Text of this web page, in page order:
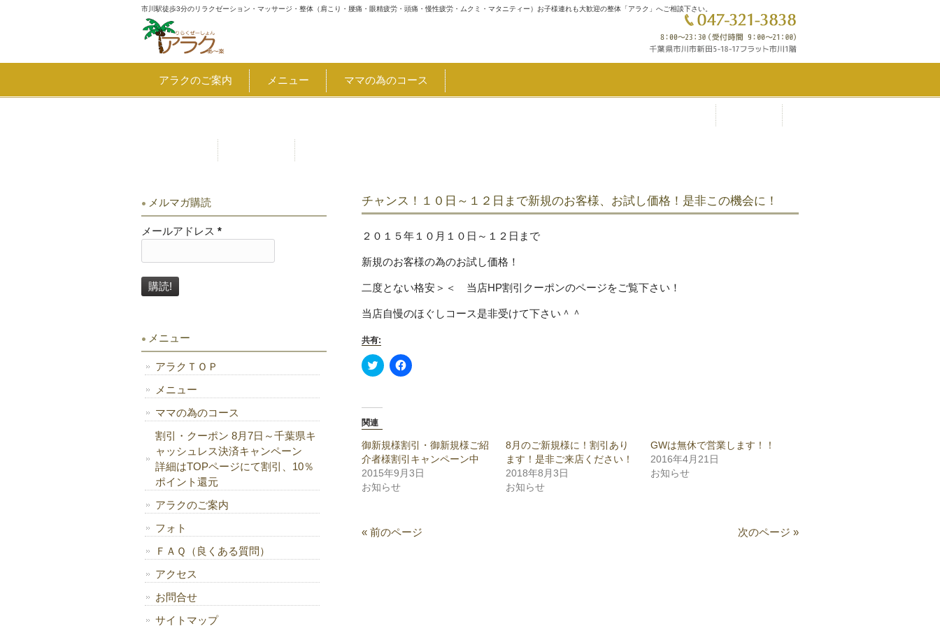
市川駅徒歩3分のリラクゼーション・マッサージ・整体（肩こり・腰痛・眼精疲労・頭痛・慢性疲労・ムクミ・マタニティー）お子様連れも大歓迎の整体「アラク」へご相談下さい。
アラクのご案内 メニュー ママの為のコース
チャンス！１０日～１２日まで新規のお客様、お試し価格！是非この機会に！
２０１５年１０月１０日～１２日まで
新規のお客様の為のお試し価格！
二度とない格安＞＜ 当店HP割引クーポンのページをご覧下さい！
当店自慢のほぐしコース是非受けて下さい＾＾
共有:
Click
to
(新
い
ィ
ン
ド
ウ
で
開
Facebook
で
リ
ッ
ク
し
(新
し
関連
御新規様割引・御新規様ご紹
介者様割引キャンペーン中
2015年9月3日
お知らせ
8月のご新規様に！割引あり
ます！是非ご来店ください！
2018年8月3日
お知らせ
GWは無休で営業します！！
2016年4月21日
お知らせ
« 前のページ 次のページ »
メルマガ購読
メールアドレス *
メニュー
アラクＴＯＰ
メニュー
ママの為のコース
割引・クーポン 8月7日～千葉県キ
ャッシュレス決済キャンペーン
詳細はTOPページにて割引、10％
ポイント還元
アラクのご案内
フォト
ＦＡＱ（良くある質問）
アクセス
お問合せ
サイトマップ